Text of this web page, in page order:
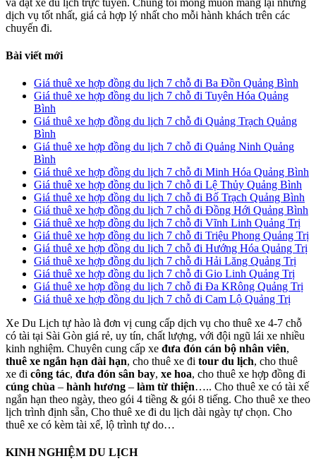
dịch vụ tốt nhất, giá cả hợp lý nhất cho mỗi hành khách trên các
chuyến đi.
Bài viết mới
Giá thuê xe hợp đồng du lịch 7 chỗ đi Ba Đồn Quảng Bình
Giá thuê xe hợp đồng du lịch 7 chỗ đi Tuyên Hóa Quảng
Bình
Giá thuê xe hợp đồng du lịch 7 chỗ đi Quảng Trạch Quảng
Bình
Giá thuê xe hợp đồng du lịch 7 chỗ đi Quảng Ninh Quảng
Bình
Giá thuê xe hợp đồng du lịch 7 chỗ đi Minh Hóa Quảng Bình
Giá thuê xe hợp đồng du lịch 7 chỗ đi Lệ Thủy Quảng Bình
Giá thuê xe hợp đồng du lịch 7 chỗ đi Bố Trạch Quảng Bình
Giá thuê xe hợp đồng du lịch 7 chỗ đi Đồng Hới Quảng Bình
Giá thuê xe hợp đồng du lịch 7 chỗ đi Vĩnh Linh Quảng Trị
Giá thuê xe hợp đồng du lịch 7 chỗ đi Triệu Phong Quảng Trị
Giá thuê xe hợp đồng du lịch 7 chỗ đi Hướng Hóa Quảng Trị
Giá thuê xe hợp đồng du lịch 7 chỗ đi Hải Lăng Quảng Trị
Giá thuê xe hợp đồng du lịch 7 chỗ đi Gio Linh Quảng Trị
Giá thuê xe hợp đồng du lịch 7 chỗ đi Đa KRông Quảng Trị
Giá thuê xe hợp đồng du lịch 7 chỗ đi Cam Lộ Quảng Trị
Xe Du Lịch tự hào là đơn vị cung cấp dịch vụ cho thuê xe 4-7 chỗ
có tài tại Sài Gòn giá rẻ, uy tín, chất lượng, với đội ngũ lái xe nhiều
kinh nghiệm. Chuyên cung cấp xe đưa đón cán bộ nhân viên,
thuê xe ngắn hạn dài hạn, cho thuê xe đi tour du lịch, cho thuê
xe đi công tác, đưa đón sân bay, xe hoa, cho thuê xe hợp đồng đi
cúng chùa – hành hương – làm từ thiện….. Cho thuê xe có tài xế
ngắn hạn theo ngày, theo gói 4 tiềng & gói 8 tiếng. Cho thuê xe theo
lịch trình định sẵn, Cho thuê xe đi du lịch dài ngày tự chọn. Cho
thuê xe có kèm tài xế, lộ trình tự do…
KINH NGHIỆM DU LỊCH